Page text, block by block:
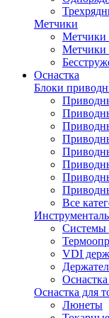
Метчики
Метчики
Метчики
Оснастка
Блоки
Все
Системы
VDI
Оснастка для
Люнеты